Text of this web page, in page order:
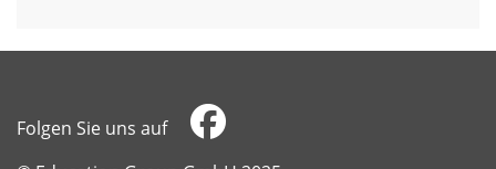
Folgen Sie uns auf